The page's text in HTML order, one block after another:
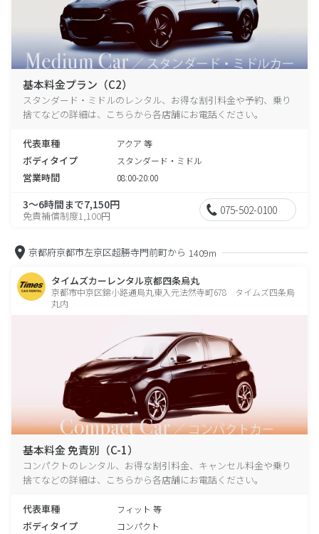
基本料金プラン（C2）
スタンダード・ミドルのレンタル、お得な割引料金や予約、乗り
捨てなどの詳細は、こちらから各店舗にお電話ください。
代表車種 アクア 等
ボディタイプ スタンダード・ミドル
営業時間 08:00-20:00
3～6時間まで7,150円
免責補償制度1,100円 075-502-0100
京都府京都市左京区超勝寺門前町から 1409m
タイムズカーレンタル京都四条烏丸
京都市中京区錦小路通烏丸東入元法然寺町678 タイムズ四条烏
丸内
基本料金 免責別（C-1）
コンパクトのレンタル、お得な割引料金、キャンセル料金や乗り
捨てなどの詳細は、こちらから各店舗にお電話ください。
代表車種 フィット 等
ボディタイプ コンパクト